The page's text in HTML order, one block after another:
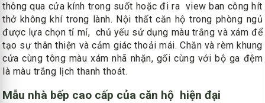
thông qua cửa kính trong suốt hoặc đi ra view ban công hít
thở không khí trong lành. Nội thất căn hộ trong phòng ngủ
được lựa chọn tỉ mỉ, chủ yếu sử dụng màu trắng và xám để
tạo sự thân thiện và cảm giác thoải mái. Chăn và rèm khung
cửa cùng tông màu xám nhã nhặn, gối cùng với bộ ga đệm
là màu trắng lịch thanh thoát.
Mẫu nhà bếp cao cấp của căn hộ hiện đại